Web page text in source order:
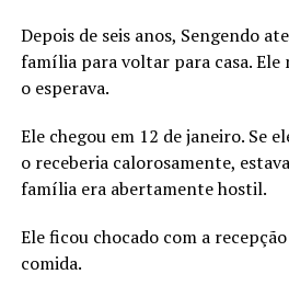
Depois de seis anos, Sengendo
família para voltar para casa. Ele
o esperava.
Ele chegou em 12 de janeiro. Se
o receberia calorosamente,
família era abertamente hostil.
Ele ficou chocado com a
comida.